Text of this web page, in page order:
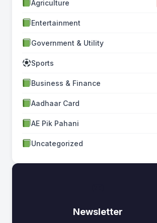
Agriculture
Entertainment
Government & Utility
Sports
Business & Finance
Aadhaar Card
AE Pik Pahani
Uncategorized
Newsletter